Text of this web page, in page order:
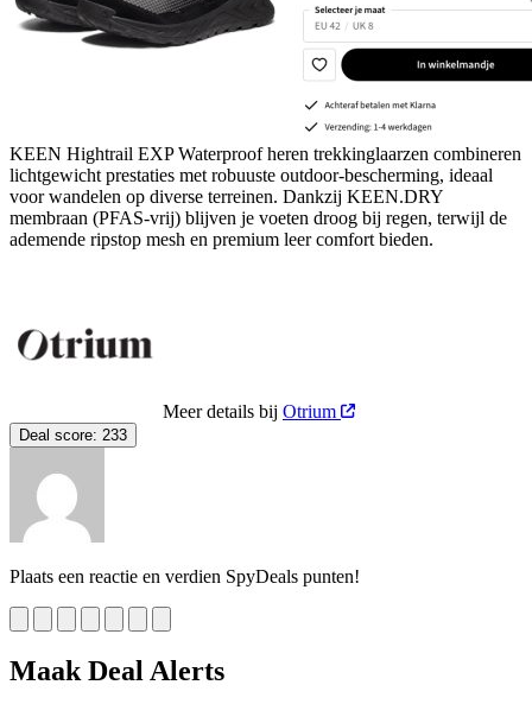
KEEN Hightrail EXP Waterproof heren trekkinglaarzen combineren
lichtgewicht prestaties met robuuste outdoor-bescherming, ideaal
voor wandelen op diverse terreinen. Dankzij KEEN.DRY
membraan (PFAS-vrij) blijven je voeten droog bij regen, terwijl de
ademende ripstop mesh en premium leer comfort bieden.
Meer details bij Otrium
Deal score: 233
Plaats een reactie en verdien SpyDeals punten!
Maak Deal Alerts